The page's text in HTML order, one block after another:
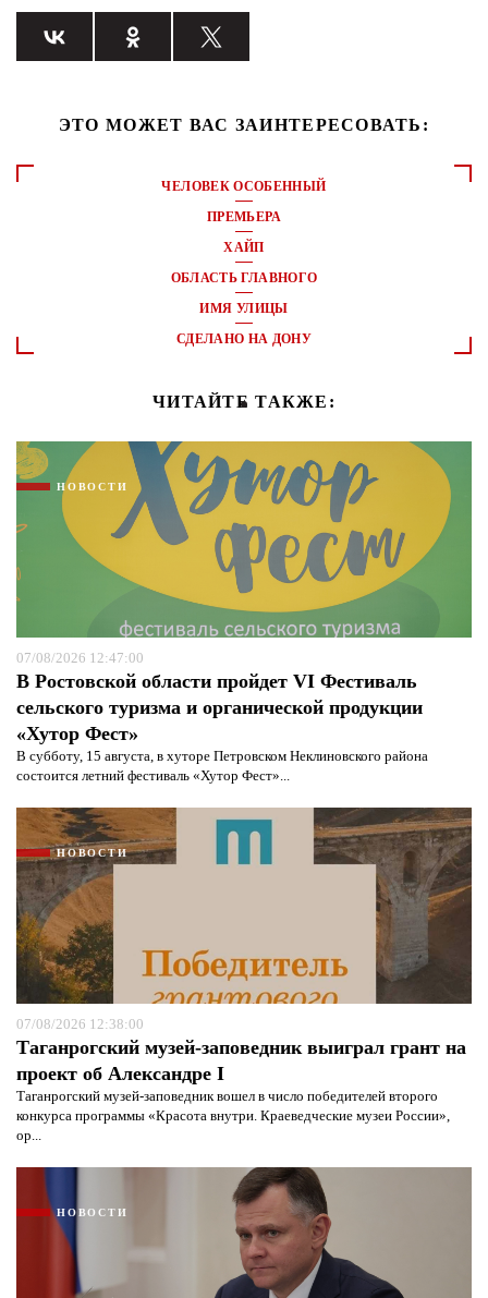
ЭТО МОЖЕТ ВАС ЗАИНТЕРЕСОВАТЬ:
ЧЕЛОВЕК ОСОБЕННЫЙ
ПРЕМЬЕРА
ХАЙП
ОБЛАСТЬ ГЛАВНОГО
ИМЯ УЛИЦЫ
СДЕЛАНО НА ДОНУ
ЧИТАЙТЕ ТАКЖЕ:
НОВОСТИ
07/08/2026 12:47:00
В Ростовской области пройдет VI Фестиваль
сельского туризма и органической продукции
«Хутор Фест»
В субботу, 15 августа, в хуторе Петровском Неклиновского района
состоится летний фестиваль «Хутор Фест»...
НОВОСТИ
07/08/2026 12:38:00
Таганрогский музей-заповедник выиграл грант на
проект об Александре I
Таганрогский музей-заповедник вошел в число победителей второго
конкурса программы «Красота внутри. Краеведческие музеи России»,
ор...
НОВОСТИ